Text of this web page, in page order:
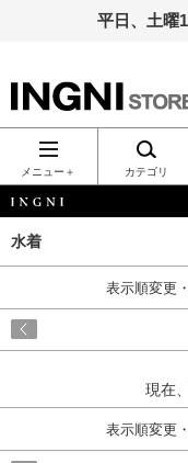
平日、土曜
INGNI（イ
グ）公式通
販｜INGNI
STORE
メニュー＋ カテゴリ
水着
表示順変更
現在
表示順変更